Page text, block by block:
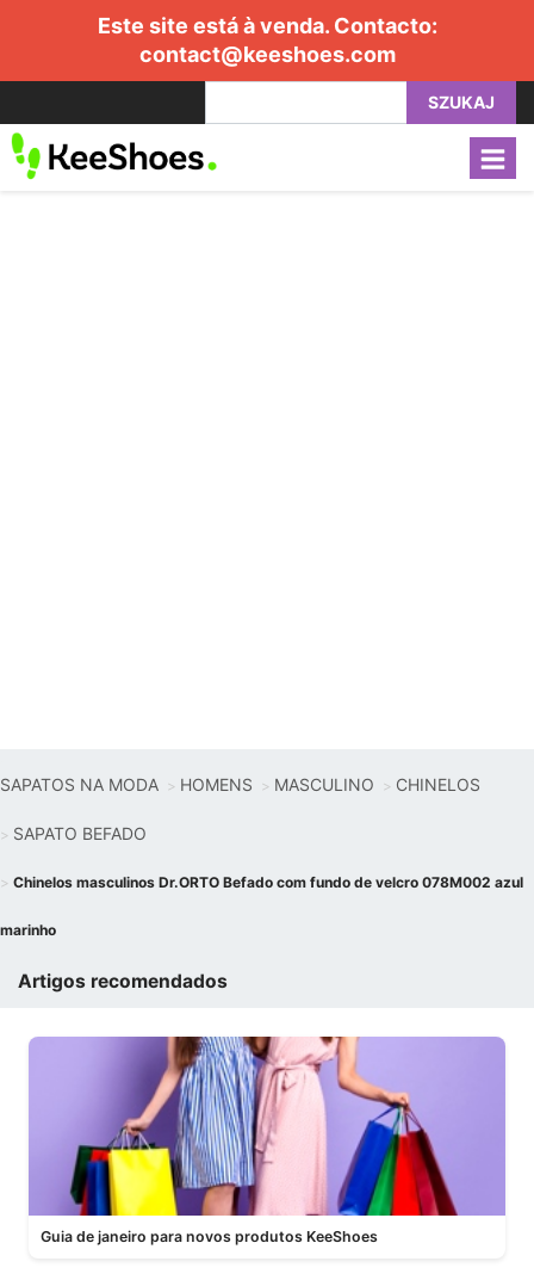
Este site está à venda. Contacto:
contact@keeshoes.com
SZUKAJ
SAPATOS NA MODA HOMENS MASCULINO CHINELOS
SAPATO BEFADO
Chinelos masculinos Dr.ORTO Befado com fundo de velcro 078M002 azul
marinho
Artigos recomendados
Guia de janeiro para novos produtos KeeShoes